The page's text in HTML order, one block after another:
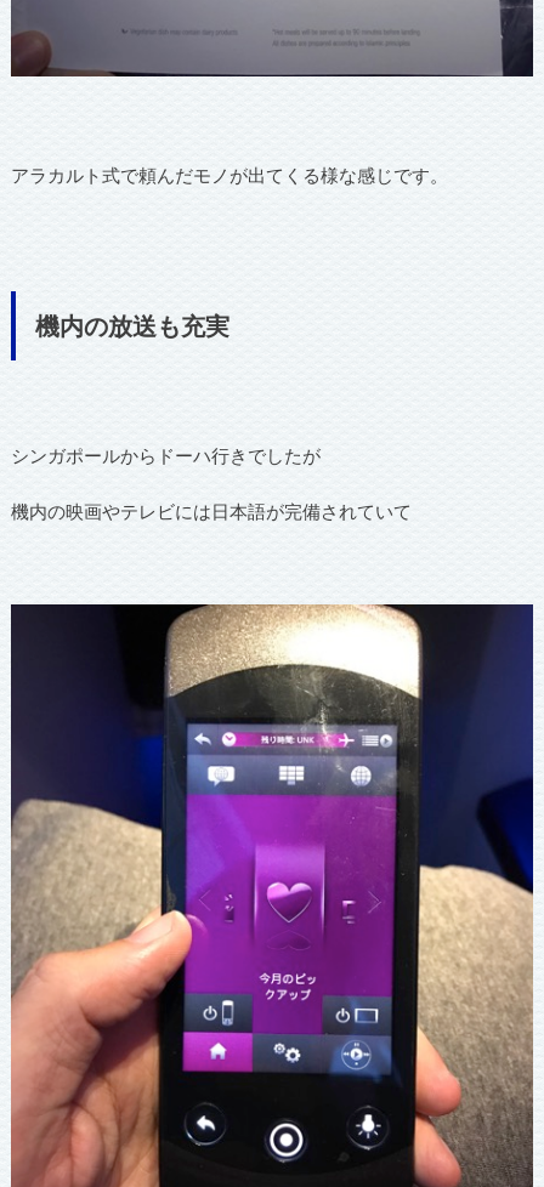
アラカルト式で頼んだモノが出てくる様な感じです。
機内の放送も充実
シンガポールからドーハ行きでしたが
機内の映画やテレビには日本語が完備されていて